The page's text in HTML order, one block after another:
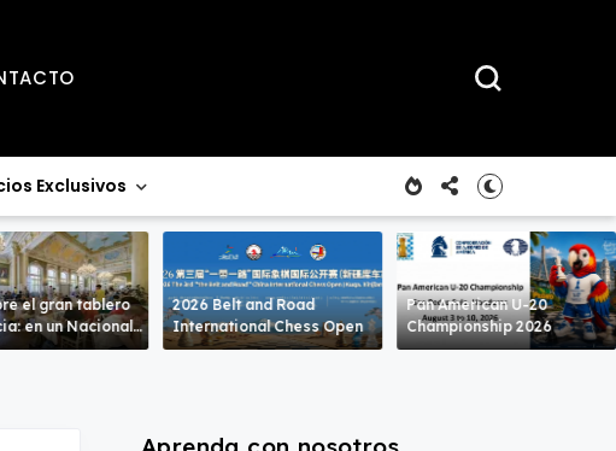
Exclusivos
el gran tablero
2026 Belt and Road
International Chess Open
Pan American U-20
Championship 2026